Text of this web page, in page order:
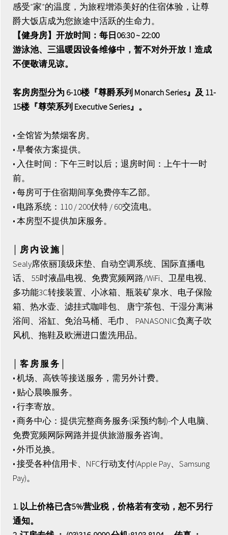
感受”家”的温度，为旅程增添美好的住宿体验，让尊
爵大饭店成为您旅途中活跃的生命力。
【健身房】开放时间：每日06:30 ~ 22:00
游泳池、三温暖因设备维修中，暂不对外开放！造成
不便敬请见谅。
客房房型分为 6-10楼『尊爵系列 Monarch Series』及 11-
15楼『尊荣系列 Executive Series』。
• 全馆皆为禁烟客房。
• 早餐依方案提供。
• 入住时间：下午三时以后；退房时间：上午十一时
前。
• 每房可于住宿期间享免费停车乙部。
• 电路系统：110 / 200伏特 / 60交流电。
• 本房型不提供加床服务。
│ 房 内 设 施 │
Sealy席依丽顶级床垫、自动空调系统、国际直播电
话、 55吋液晶电视、免费宽频网路/WiFi、卫星电视、
多功能3C转接装置、小冰箱、瓶装矿泉水、电子保险
箱、热水壶、滤挂式咖啡包、 唐宁茶包、干湿分离淋
浴间、浴缸、免治马桶、毛巾、 PANASONIC负离子吹
风机、拖鞋及欧洲进口盥洗用品。
│ 客 房 服 务 │
• 机场、高铁等接送服务，需另外计费。
• 贴心晨唤服务。
• 行李寄放。
• 商务中心：提供完整商务服务(采预约制)-个人电脑、
免费宽频网际网路并提供旅游服务咨询。
• 外币兑换。
• 接受各种信用卡、NFC行动支付(Apple Pay、Samsung
Pay)。
1. 以上价格已含5%营业税，价格若有变动，恕不另行
通知。